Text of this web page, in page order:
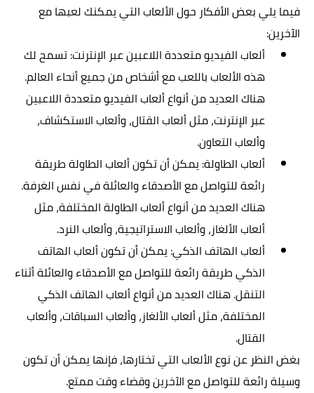
فيما يلي بعض الأفكار حول الألعاب التي يمكنك لعبها مع
الآخرين:
ألعاب الفيديو متعددة اللاعبين عبر الإنترنت: تسمح لك
هذه الألعاب باللعب مع أشخاص من جميع أنحاء العالم.
هناك العديد من أنواع ألعاب الفيديو متعددة اللاعبين
عبر الإنترنت، مثل ألعاب القتال، وألعاب الاستكشاف،
وألعاب التعاون.
ألعاب الطاولة: يمكن أن تكون ألعاب الطاولة طريقة
رائعة للتواصل مع الأصدقاء والعائلة في نفس الغرفة.
هناك العديد من أنواع ألعاب الطاولة المختلفة، مثل
ألعاب الألغاز، وألعاب الاستراتيجية، وألعاب النرد.
ألعاب الهاتف الذكي: يمكن أن تكون ألعاب الهاتف
الذكي طريقة رائعة للتواصل مع الأصدقاء والعائلة أثناء
التنقل. هناك العديد من أنواع ألعاب الهاتف الذكي
المختلفة، مثل ألعاب الألغاز، وألعاب السباقات، وألعاب
القتال.
بغض النظر عن نوع الألعاب التي تختارها، فإنها يمكن أن تكون
وسيلة رائعة للتواصل مع الآخرين وقضاء وقت ممتع.